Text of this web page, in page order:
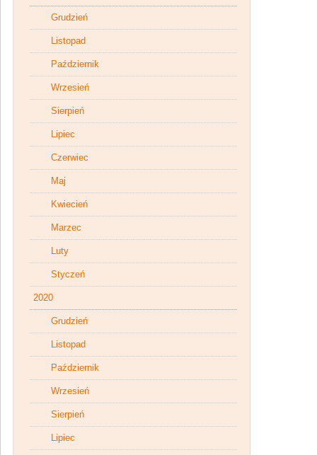
Grudzień
Listopad
Październik
Wrzesień
Sierpień
Lipiec
Czerwiec
Maj
Kwiecień
Marzec
Luty
Styczeń
2020
Grudzień
Listopad
Październik
Wrzesień
Sierpień
Lipiec